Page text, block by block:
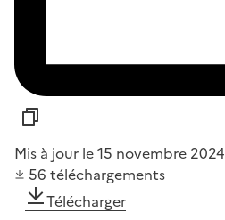
Mis à jour le 15 novembre 2024
56 téléchargements
Télécharger